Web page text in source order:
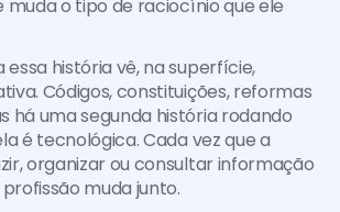
muda o tipo de raciocínio que ele
história vê, na superfície,
Códigos, constituições, reformas
há uma segunda história rodando
é tecnológica. Cada vez que a
organizar ou consultar informação
muda junto.